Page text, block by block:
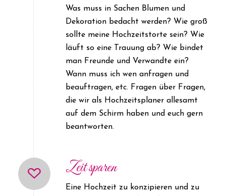
Was muss in Sachen Blumen und
Dekoration bedacht werden? Wie groß
sollte meine Hochzeitstorte sein? Wie
läuft so eine Trauung ab? Wie bindet
man Freunde und Verwandte ein?
Wann muss ich wen anfragen und
beauftragen, etc. Fragen über Fragen,
die wir als Hochzeitsplaner allesamt
auf dem Schirm haben und euch gern
beantworten.
Zeit sparen
Eine Hochzeit zu konzipieren und zu